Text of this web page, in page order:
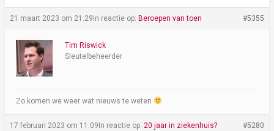
21 maart 2023 om 21:29In reactie op:Beroepen van toen #5355
Tim Riswick
Sleutelbeheerder
Zo komen we weer wat nieuws te weten
17 februari 2023 om 11:09In reactie op:20 jaar in ziekenhuis? #5280